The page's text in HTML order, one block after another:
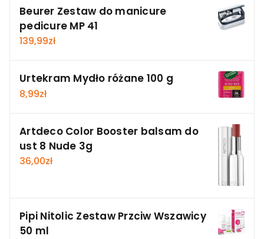
Beurer Zestaw do manicure
pedicure MP 41
139,99zł
Urtekram Mydło różane 100 g
8,99zł
Artdeco Color Booster balsam do
ust 8 Nude 3g
36,00zł
Pipi Nitolic Zestaw Przciw Wszawicy
50 ml